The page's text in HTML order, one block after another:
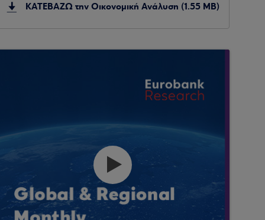
ΚΑΤΕΒΑΖΩ την Οικονομική Ανάλυση (1.55 MB)